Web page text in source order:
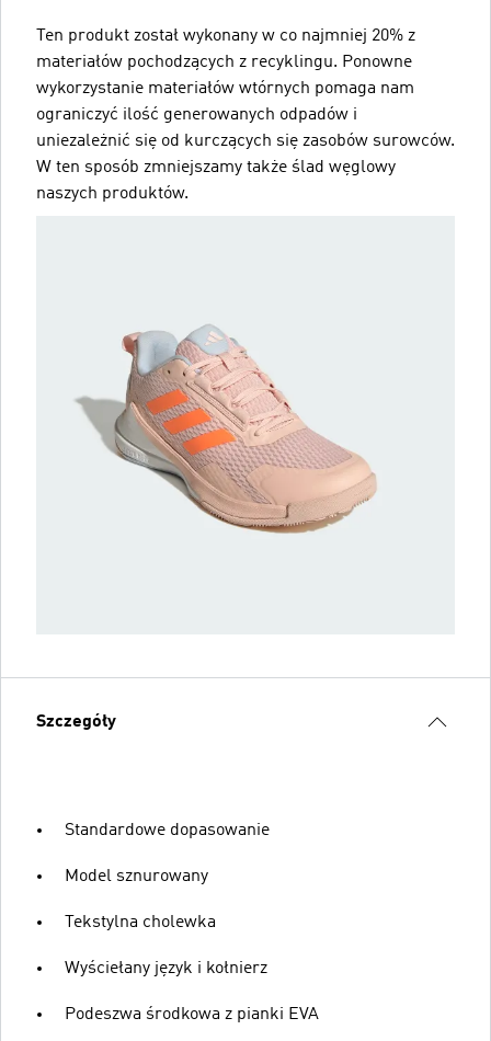
Ten produkt został wykonany w co najmniej 20% z
materiałów pochodzących z recyklingu. Ponowne
wykorzystanie materiałów wtórnych pomaga nam
ograniczyć ilość generowanych odpadów i
uniezależnić się od kurczących się zasobów surowców.
W ten sposób zmniejszamy także ślad węglowy
naszych produktów.
Szczegóły
Standardowe dopasowanie
Model sznurowany
Tekstylna cholewka
Wyściełany język i kołnierz
Podeszwa środkowa z pianki EVA